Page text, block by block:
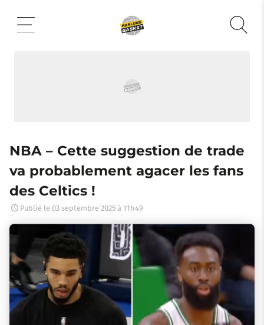
contenu
NBA – Cette suggestion de trade
va probablement agacer les fans
des Celtics !
Publié le 03 septembre 2025 à 11h49